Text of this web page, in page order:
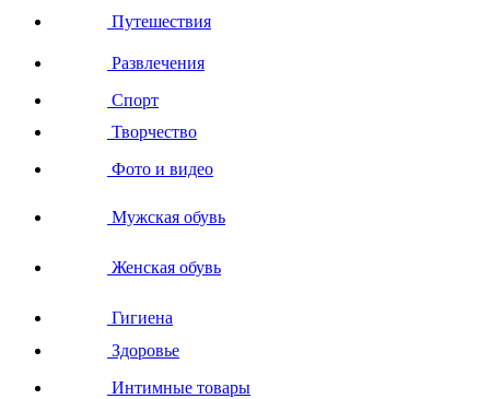
Путешествия
Развлечения
Спорт
Творчество
Фото и видео
Мужская обувь
Женская обувь
Гигиена
Здоровье
Интимные товары